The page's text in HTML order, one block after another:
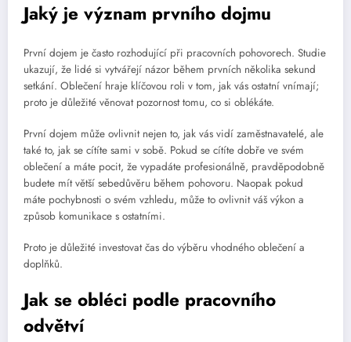
Jaký je význam prvního dojmu
První dojem je často rozhodující při pracovních pohovorech. Studie
ukazují, že lidé si vytvářejí názor během prvních několika sekund
setkání. Oblečení hraje klíčovou roli v tom, jak vás ostatní vnímají;
proto je důležité věnovat pozornost tomu, co si oblékáte.
První dojem může ovlivnit nejen to, jak vás vidí zaměstnavatelé, ale
také to, jak se cítíte sami v sobě. Pokud se cítíte dobře ve svém
oblečení a máte pocit, že vypadáte profesionálně, pravděpodobně
budete mít větší sebedůvěru během pohovoru. Naopak pokud
máte pochybnosti o svém vzhledu, může to ovlivnit váš výkon a
způsob komunikace s ostatními.
Proto je důležité investovat čas do výběru vhodného oblečení a
doplňků.
Jak se obléci podle pracovního
odvětví